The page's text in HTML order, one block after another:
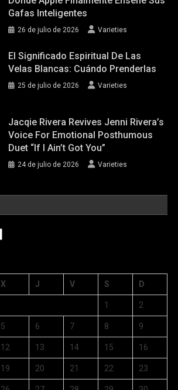
Gafas Inteligentes
26 de julio de 2026 Varieties
El Significado Espiritual De Las
Velas Blancas: Cuándo Prenderlas
25 de julio de 2026 Varieties
Jacqie Rivera Revives Jenni Rivera’s
Voice For Emotional Posthumous
Duet “If I Ain’t Got You”
24 de julio de 2026 Varieties
X J V S D
1 2
5 6 7 8 9
12 13 14 15 16
19 20 21 22 23